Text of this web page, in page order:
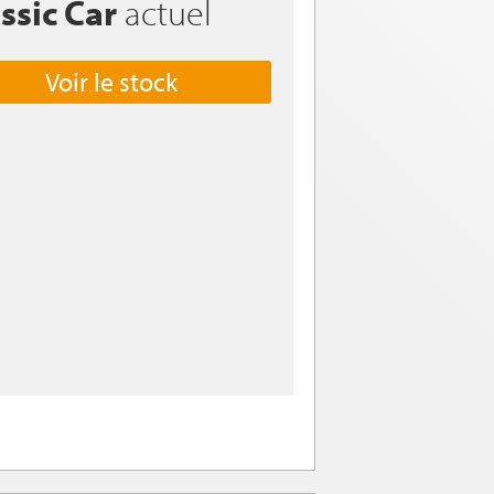
Car actuel
Voir le stock